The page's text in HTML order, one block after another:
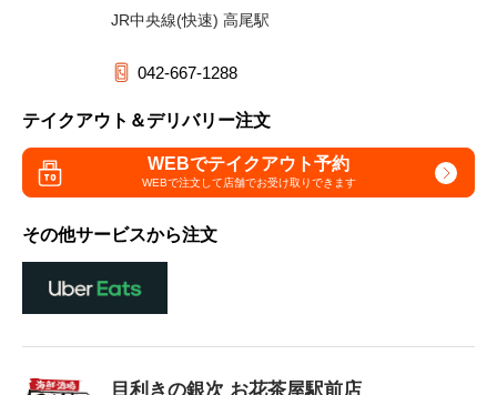
JR中央線(快速) 高尾駅
042-667-1288
テイクアウト＆デリバリー注文
WEBでテイクアウト予約
WEBで注文して店舗でお受け取りできます
その他サービスから注文
目利きの銀次 お花茶屋駅前店